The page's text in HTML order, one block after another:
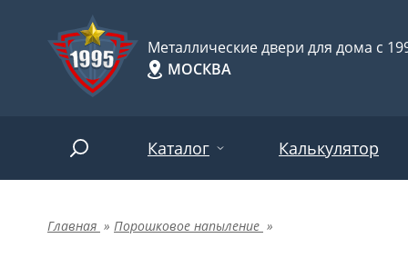
Металлические двери для дома с
МОСКВА
Каталог
Двери по отделке
Калькулятор
Главная » Порошковое напыление »